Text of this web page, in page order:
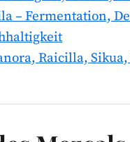
– Fermentation,
Raicilla,